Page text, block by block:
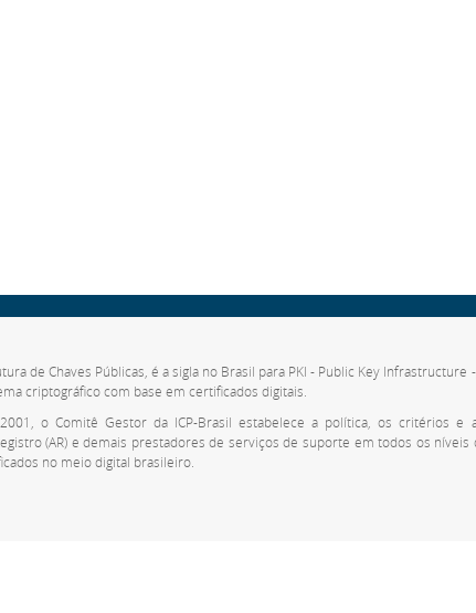
de Chaves Públicas, é a sigla no Brasil para PKI - Public Key
criptográfico com base em certificados digitais.
o Comitê Gestor da ICP-Brasil estabelece a política, os critérios e
(AR) e demais prestadores de serviços de suporte em todos os
no meio digital brasileiro.